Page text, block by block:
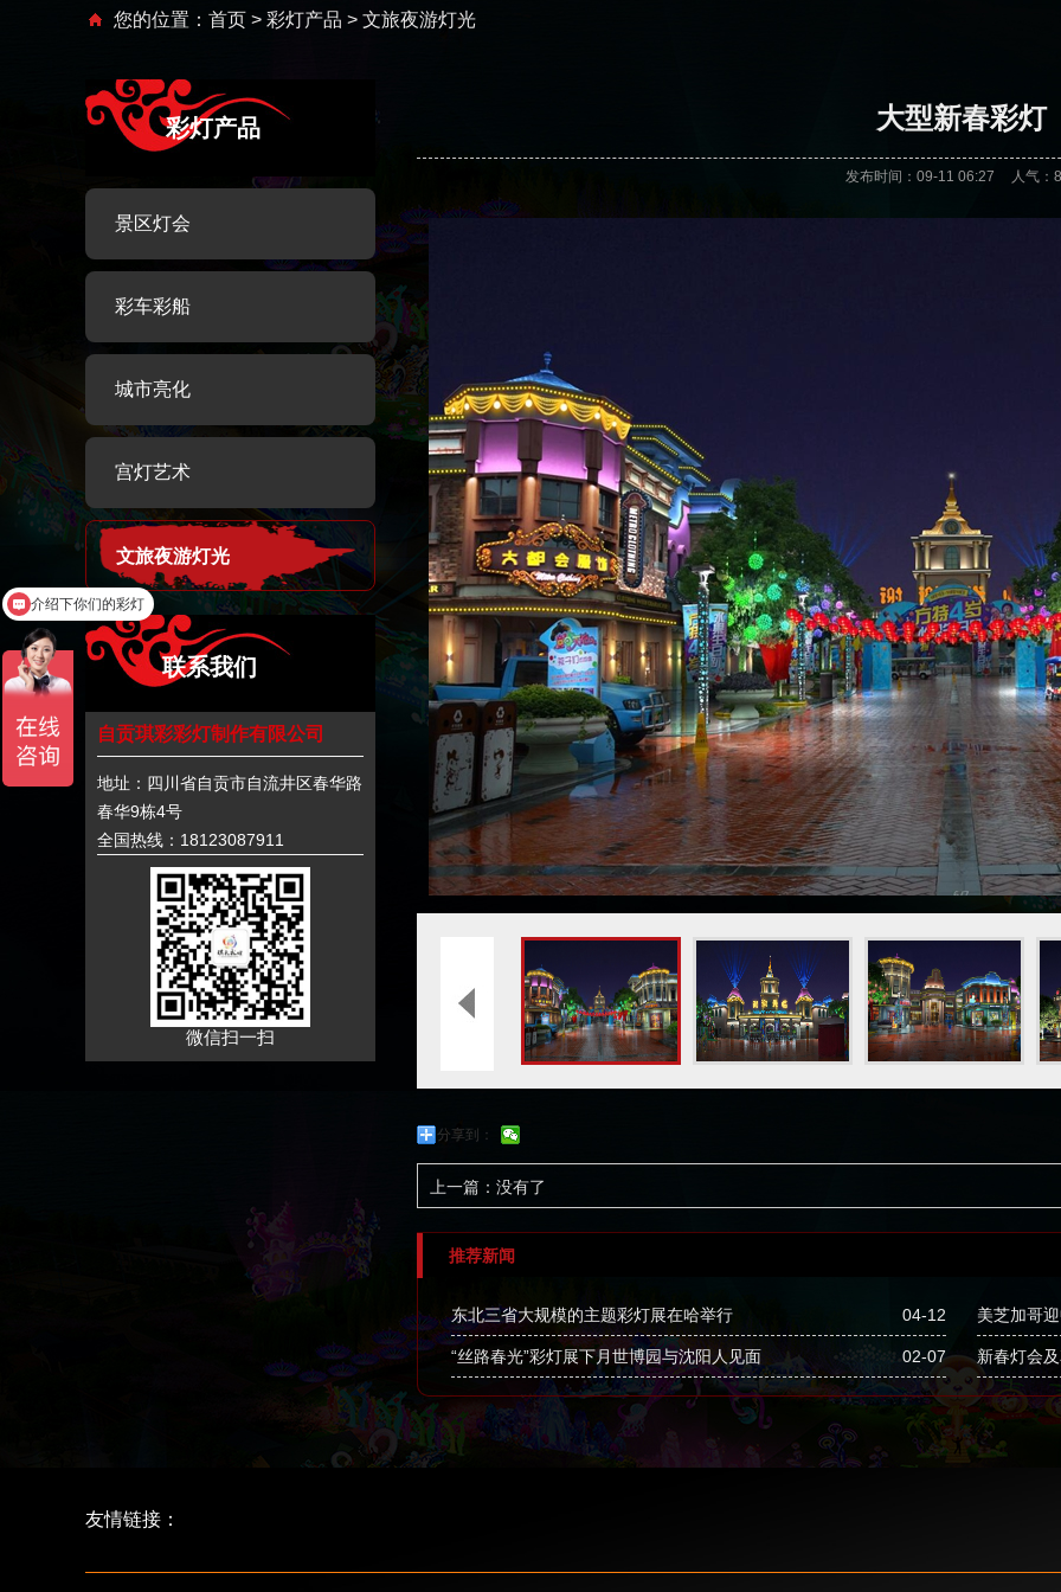
您的位置： 首页 > 彩灯产品 > 文旅夜游灯光
彩灯产品
景区灯会
彩车彩船
城市亮化
宫灯艺术
文旅夜游灯光
联系我们
自贡琪彩彩灯制作有限公司
地址：四川省自贡市自流井区春华路
春华9栋4号
全国热线：18123087911
微信扫一扫
大型新春彩灯
发布时间：09-11 06:27 人气：
分享到：
上一篇：没有了
推荐新闻
04-12
东北三省大规模的主题彩灯展在哈举行 美芝加哥
02-07
“丝路春光”彩灯展下月世博园与沈阳人见面 新春灯会
友情链接：
介绍下你们的彩灯